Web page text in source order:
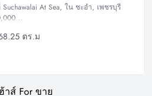
At Sea, ใน ชะอำ, เพชรบุรี
ตร.ม